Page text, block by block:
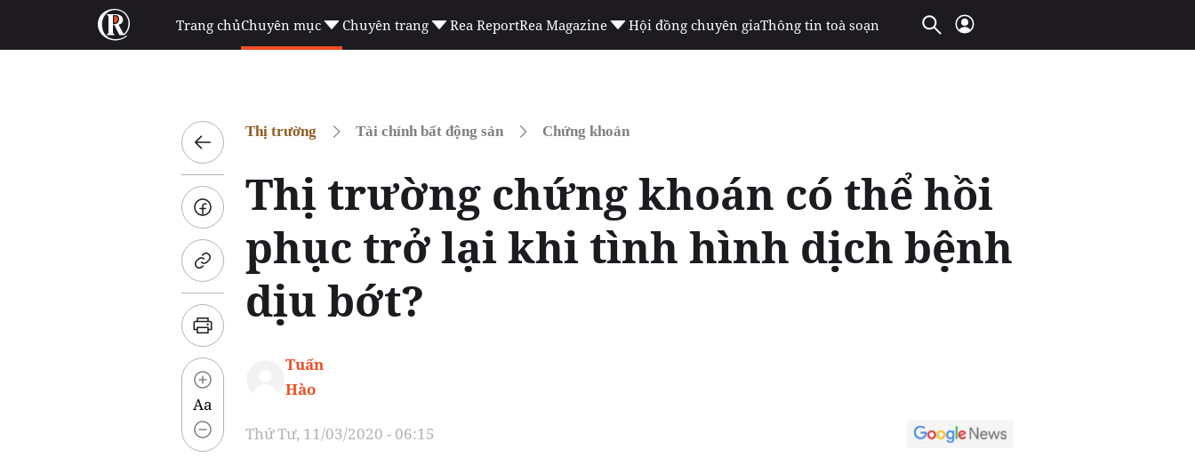
Trang chủChuyên mục Chuyên trang Rea ReportRea Magazine Hội đồng chuyên giaThông tin toà soạn
Aa
Thị trường Tài chính bất động sản Chứng khoán
Thị trường chứng khoán có thể hồi
phục trở lại khi tình hình dịch bệnh
dịu bớt?
Tuấn
Hào
Thứ Tư, 11/03/2020 - 06:15